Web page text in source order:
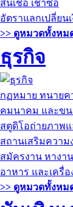
สินเชื่อ เช่าซื้อ
อัตราแลกเปลี่ยน
>> ดูหมวดทั้งหม
ธุรกิจ
กฏหมาย ทนายค
คมนาคม และข
สตูดิโอถ่ายภาพ
สถานเสริมความ
สมัครงาน หางาน
อาหาร และเครื่อ
>> ดูหมวดทั้งหม